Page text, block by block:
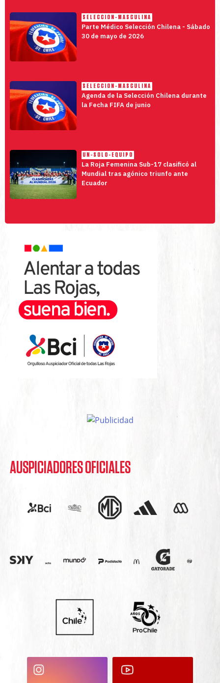
SELECCION-MASCULINA
Parte Médico Selección Chilena - Sábado
30 de mayo de 2026
SELECCION-MASCULINA
Agenda de la Selección Chilena durante
la Fecha FIFA de junio
UN-SOLO-EQUIPO
La Roja Femenina Sub-17 clasificó al
Mundial tras agónico triunfo ante
Ecuador
AUSPICIADORES OFICIALES